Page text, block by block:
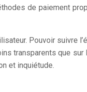
de paiement
Pouvoir suivre
transparents que
et inquiétude.